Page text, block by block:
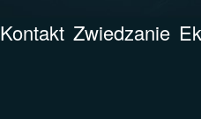
Kontakt Zwiedzanie